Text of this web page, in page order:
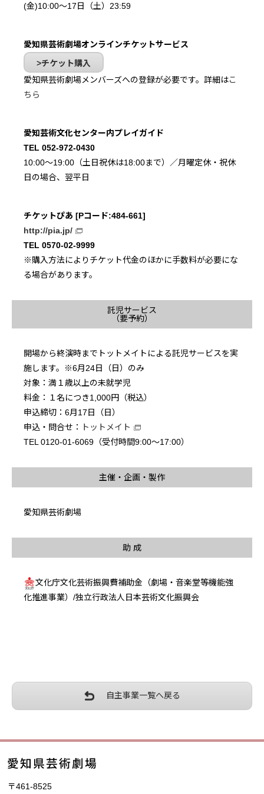
(金)10:00～17日（土）23:59
愛知県芸術劇場オンラインチケットサービス
チケット購入
愛知県芸術劇場メンバーズへの登録が必要です。詳細はこ
ちら
愛知芸術文化センター内プレイガイド
TEL 052-972-0430
10:00～19:00（土日祝休は18:00まで）／月曜定休・祝休
日の場合、翌平日
チケットぴあ [Pコード:484-661]
http://pia.jp/
TEL 0570-02-9999
※購入方法によりチケット代金のほかに手数料が必要にな
る場合があります。
託児サービス
（要予約）
開場から終演時までトットメイトによる託児サービスを実
施します。※6月24日（日）のみ
対象：満１歳以上の未就学児
料金：１名につき1,000円（税込）
申込締切：6月17日（日）
申込・問合せ：
トットメイト
TEL 0120-01-6069（受付時間9:00～17:00）
主催・企画・製作
愛知県芸術劇場
助 成
文化庁文化芸術振興費補助金（劇場・音楽堂等機能強
化推進事業）/独立行政法人日本芸術文化振興会
自主事業一覧へ戻る
〒461-8525